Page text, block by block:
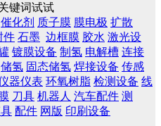
键词试试
催化剂 质子膜 膜电极 扩散
件 石墨 边框膜 胶水 激光设
镀膜设备 制氢 电解槽 连接
储氢 固态储氢 焊接设备 传感
器仪表 环氧树脂 检测设备 线
刀具 机器人 汽车配件 测
配件 网版 印刷设备